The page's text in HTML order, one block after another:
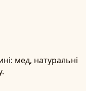
мед, натуральні